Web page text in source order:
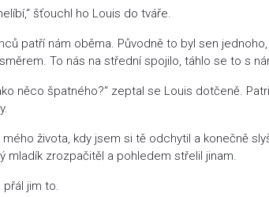
šťouchl ho Louis do tváře.
patří nám oběma. Původně to byl sen
To nás na střední spojilo, táhlo se to s
něco špatného?“ zeptal se Louis dotčeně.
mého života, kdy jsem si tě odchytil a konečně
mladík zrozpačitěl a pohledem střelil jinam.
přál jim to.